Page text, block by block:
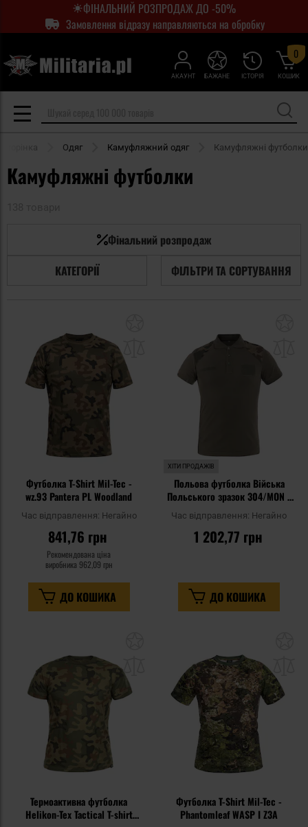
ФІНАЛЬНИЙ РОЗПРОДАЖ ДО -50%
Замовлення відразу направляються на обробку
АКАУНТ ІСТОРІЯ
БАЖАНЕ КОШИК
0
Одяг Камуфляжний одяг Камуфляжні футболки
Камуфляжні футболки
Фінальний розпродаж
КАТЕГОРІЇ
ФІЛЬТРИ ТА СОРТУВАННЯ
уподобань
Футболка T-Shirt Mil-Tec -
wz.93 Pantera PL Woodland
Час відправлення: Негайно
841,76 грн
Рекомендована ціна
виробника 962,09 грн
ДО КОШИКА
ХІТИ ПРОДАЖІВ
Польова футболка Війська
Польського зразок 304/MON -
wz.93 Pantera PL Woodland
Час відправлення: Негайно
1 202,77 грн
ДО КОШИКА
уподобань
Термоактивна футболка
Helikon-Tex Tactical T-shirt
Футболка T-Shirt Mil-Tec -
Phantomleaf WASP I Z3A